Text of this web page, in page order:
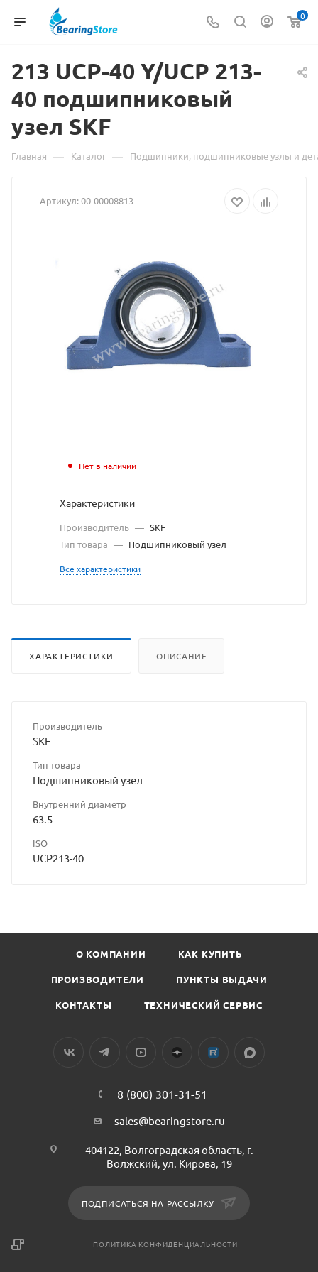
0
213 UCP-40 Y/UCP 213-
40 подшипниковый
узел Материал
о
213
Y/UCP
213-
40
подшипниковый
взят
сайта
https://
по
ссылке
владельца
SKF
Главная — Каталог — Подшипники, подшипниковые узлы и
Артикул:00-00008813
Нет в наличии
Характеристики
Производитель — SKF
Тип товара — Подшипниковый узел
Все характеристики
ХАРАКТЕРИСТИКИ ОПИСАНИЕ
Производитель
SKF
Тип товара
Подшипниковый узел
Внутренний диаметр
63.5
ISO
UCP213-40
О КОМПАНИИ КАК КУПИТЬ
ПРОИЗВОДИТЕЛИ ПУНКТЫ ВЫДАЧИ
КОНТАКТЫ ТЕХНИЧЕСКИЙ СЕРВИС
8 (800) 301-31-51
sales@bearingstore.ru
404122, Волгоградская область, г.
Волжский, ул. Кирова, 19
ПОДПИСАТЬСЯ НА РАССЫЛКУ
ПОЛИТИКА КОНФИДЕНЦИАЛЬНОСТИ